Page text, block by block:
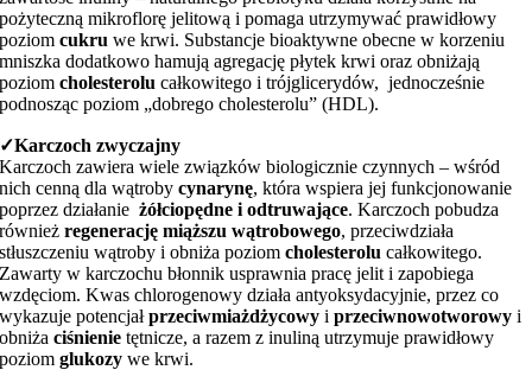
pożyteczną mikroflorę jelitową i pomaga utrzymywać prawidłowy
poziomcukru we krwi. Substancje bioaktywne obecne w korzeniu
mniszka dodatkowo hamują agregację płytek krwi oraz obniżają
poziomcholesterolu całkowitego i trójglicerydów, jednocześnie
podnosząc poziom „dobrego cholesterolu” (HDL).
✓Karczoch zwyczajny
Karczoch zawiera wiele związków biologicznie czynnych – wśród
nich cenną dla wątrobycynarynę, która wspiera jej funkcjonowanie
poprzez działanie żółciopędne i odtruwające. Karczoch pobudza
równieżregenerację miąższu wątrobowego, przeciwdziała
stłuszczeniu wątroby i obniża poziomcholesterolu całkowitego.
Zawarty w karczochu błonnik usprawnia pracę jelit i zapobiega
wzdęciom. Kwas chlorogenowy działa antyoksydacyjnie, przez co
wykazuje potencjałprzeciwmiażdżycowy iprzeciwnowotworowyi
obniża ciśnienietętnicze, a razem z inuliną utrzymuje prawidłowy
poziomglukozy we krwi.